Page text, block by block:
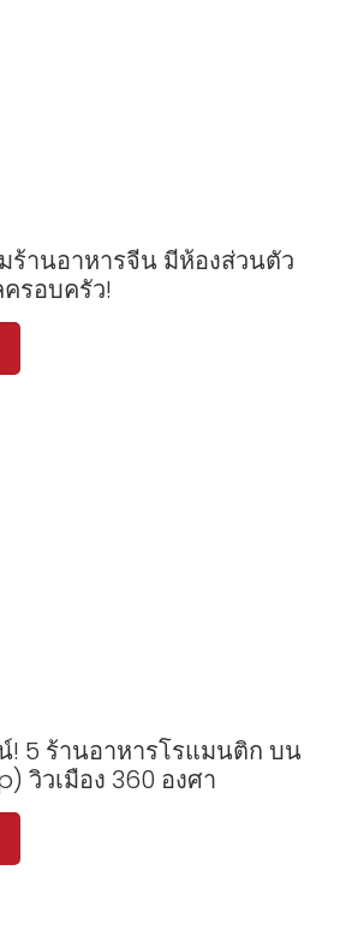
ร้านอาหารจีน มีห้องส่วนตัว
รอบครัว!
! 5 ร้านอาหารโรแมนติก บน
วิวเมือง 360 องศา